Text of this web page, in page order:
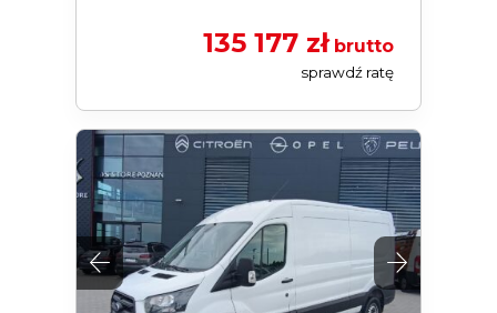
135 177 złbrutto
sprawdź ratę